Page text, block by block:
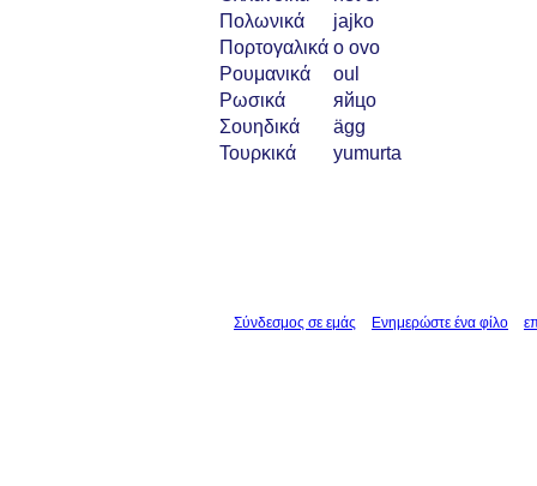
Πολωνικά
jajko
Πορτογαλικά o ovo
Ρουμανικά
oul
Ρωσικά
яйцо
Σουηδικά
ägg
Τουρκικά
yumurta
Σύνδεσμος σε εμάς Ενημερώστε ένα φίλο